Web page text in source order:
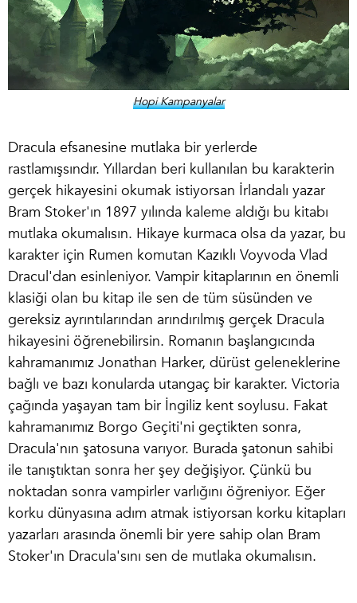
Hopi Kampanyalar
Dracula efsanesine mutlaka bir yerlerde
rastlamışsındır. Yıllardan beri kullanılan bu karakterin
gerçek hikayesini okumak istiyorsan İrlandalı yazar
Bram Stoker'ın 1897 yılında kaleme aldığı bu kitabı
mutlaka okumalısın. Hikaye kurmaca olsa da yazar, bu
karakter için Rumen komutan Kazıklı Voyvoda Vlad
Dracul'dan esinleniyor. Vampir kitaplarının en önemli
klasiği olan bu kitap ile sen de tüm süsünden ve
gereksiz ayrıntılarından arındırılmış gerçek Dracula
hikayesini öğrenebilirsin. Romanın başlangıcında
kahramanımız Jonathan Harker, dürüst geleneklerine
bağlı ve bazı konularda utangaç bir karakter. Victoria
çağında yaşayan tam bir İngiliz kent soylusu. Fakat
kahramanımız Borgo Geçiti'ni geçtikten sonra,
Dracula'nın şatosuna varıyor. Burada şatonun sahibi
ile tanıştıktan sonra her şey değişiyor. Çünkü bu
noktadan sonra vampirler varlığını öğreniyor. Eğer
korku dünyasına adım atmak istiyorsan korku kitapları
yazarları arasında önemli bir yere sahip olan Bram
Stoker'ın Dracula'sını sen de mutlaka okumalısın.